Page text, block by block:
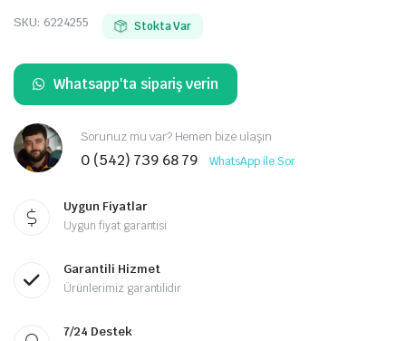
SKU: 6224255 Stokta Var
Whatsapp'ta sipariş verin
Sorunuz mu var? Hemen bize ulaşın
0 (542) 739 68 79 WhatsApp ile Sor
Uygun Fiyatlar
Uygun fiyat garantisi
Garantili Hizmet
Ürünlerimiz garantilidir
7/24 Destek